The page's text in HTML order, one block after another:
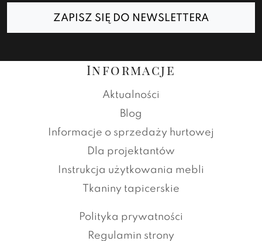
ZAPISZ SIĘ DO NEWSLETTERA
Informacje
Aktualności
Blog
Informacje o sprzedaży hurtowej
Dla projektantów
Instrukcja użytkowania mebli
Tkaniny tapicerskie
Polityka prywatności
Regulamin strony